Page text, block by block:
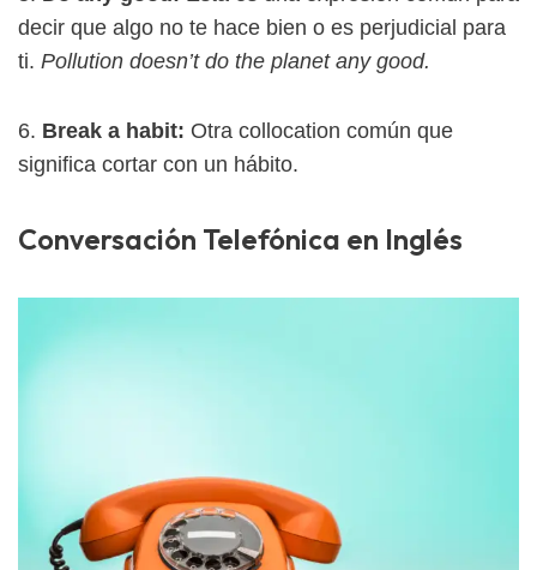
decir que algo no te hace bien o es perjudicial para
ti. Pollution doesn’t do the planet any good.
6. Break a habit: Otra collocation común que
significa cortar con un hábito.
Conversación Telefónica en Inglés